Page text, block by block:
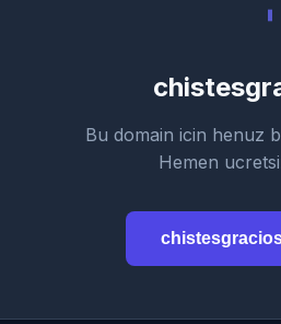
Bu domain icin henuz
Hemen